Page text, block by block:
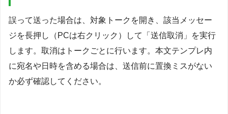
誤って送った場合は、対象トークを開き、該当メッセー
ジを長押し（PCは右クリック）して「送信取消」を実行
します。取消はトークごとに行います。本文テンプレ内
に宛名や日時を含める場合は、送信前に置換ミスがない
か必ず確認してください。